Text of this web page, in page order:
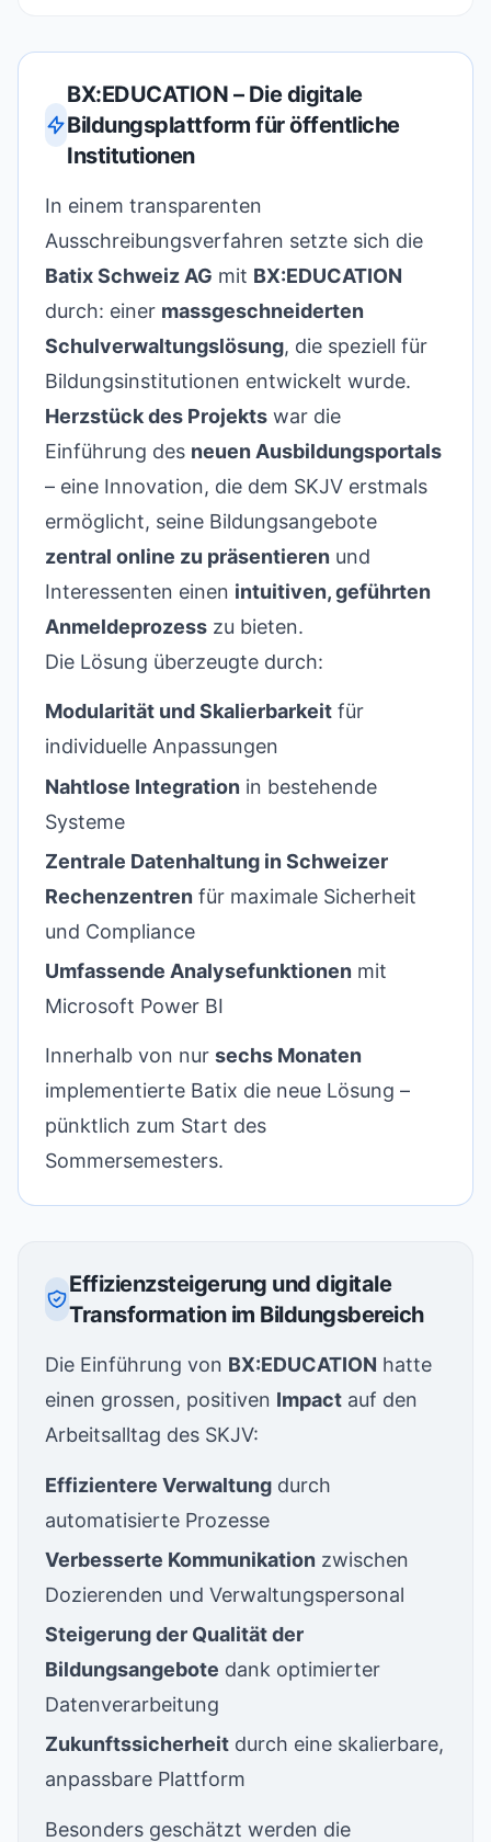
BX:EDUCATION – Die digitale
Bildungsplattform für öffentliche
Institutionen
In einem transparenten
Ausschreibungsverfahren setzte sich die
Batix Schweiz AG mit BX:EDUCATION
durch: einer massgeschneiderten
Schulverwaltungslösung, die speziell für
Bildungsinstitutionen entwickelt wurde.
Herzstück des Projekts war die
Einführung des neuen Ausbildungsportals
– eine Innovation, die dem SKJV erstmals
ermöglicht, seine Bildungsangebote
zentral online zu präsentieren und
Interessenten einen intuitiven, geführten
Anmeldeprozess zu bieten.
Die Lösung überzeugte durch:
Modularität und Skalierbarkeit für
individuelle Anpassungen
Nahtlose Integration in bestehende
Systeme
Zentrale Datenhaltung in Schweizer
Rechenzentren für maximale Sicherheit
und Compliance
Umfassende Analysefunktionen mit
Microsoft Power BI
Innerhalb von nur sechs Monaten
implementierte Batix die neue Lösung –
pünktlich zum Start des
Sommersemesters.
Effizienzsteigerung und digitale
Transformation im Bildungsbereich
Die Einführung von BX:EDUCATION hatte
einen grossen, positiven Impact auf den
Arbeitsalltag des SKJV:
Effizientere Verwaltung durch
automatisierte Prozesse
Verbesserte Kommunikation zwischen
Dozierenden und Verwaltungspersonal
Steigerung der Qualität der
Bildungsangebote dank optimierter
Datenverarbeitung
Zukunftssicherheit durch eine skalierbare,
anpassbare Plattform
Besonders geschätzt werden die